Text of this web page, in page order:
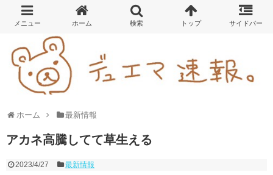
ホーム 最新情報
アカネ高騰してて草生える
2023/4/27 最新情報